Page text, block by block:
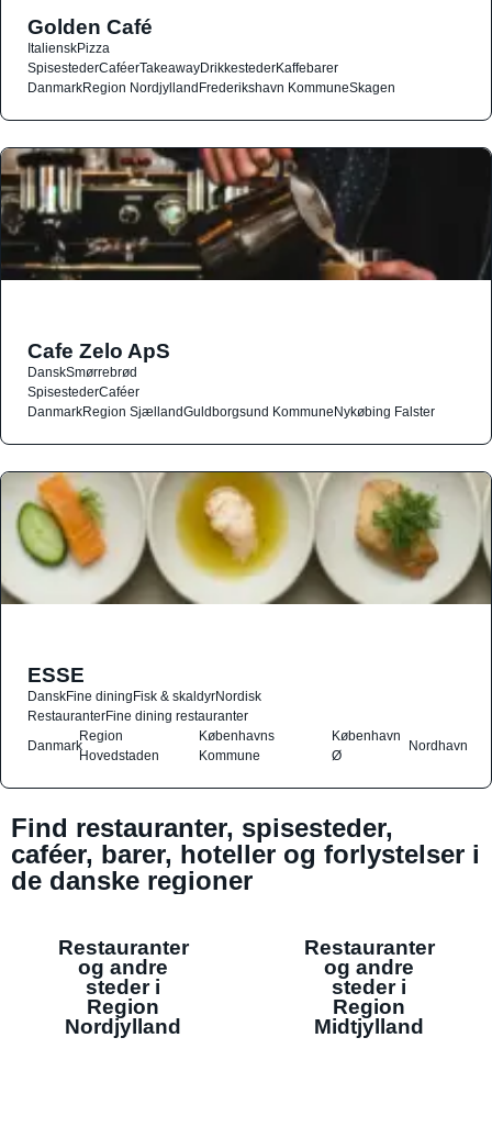
Golden Café
ItalienskPizza
SpisestederCaféerTakeawayDrikkestederKaffebarer
DanmarkRegion NordjyllandFrederikshavn KommuneSkagen
Cafe Zelo ApS
DanskSmørrebrød
SpisestederCaféer
DanmarkRegion SjællandGuldborgsund KommuneNykøbing Falster
ESSE
DanskFine diningFisk & skaldyrNordisk
RestauranterFine dining restauranter
Danmark
Region
Hovedstaden
Københavns
Kommune
København
Ø
Nordhavn
Find restauranter, spisesteder,
caféer, barer, hoteller og forlystelser i
de danske regioner
Restauranter
og andre
steder i
Region
Nordjylland
Restauranter
og andre
steder i
Region
Midtjylland